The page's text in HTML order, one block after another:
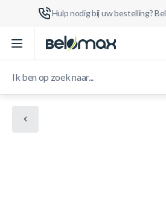
Hulp nodig bij uw bestelling? Bel
Ga naar de inhoud